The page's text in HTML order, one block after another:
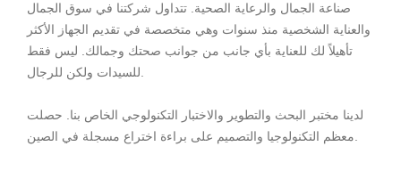
صناعة الجمال والرعاية الصحية. تتداول شركتنا في سوق الجمال
والعناية الشخصية منذ سنوات وهي متخصصة في تقديم الجهاز الأكثر
تأهيلاً لك للعناية بأي جانب من جوانب صحتك وجمالك. ليس فقط
للسيدات ولكن للرجال.
لدينا مختبر البحث والتطوير والاختبار التكنولوجي الخاص بنا. حصلت
معظم التكنولوجيا والتصميم على براءة اختراع مسجلة في الصين.